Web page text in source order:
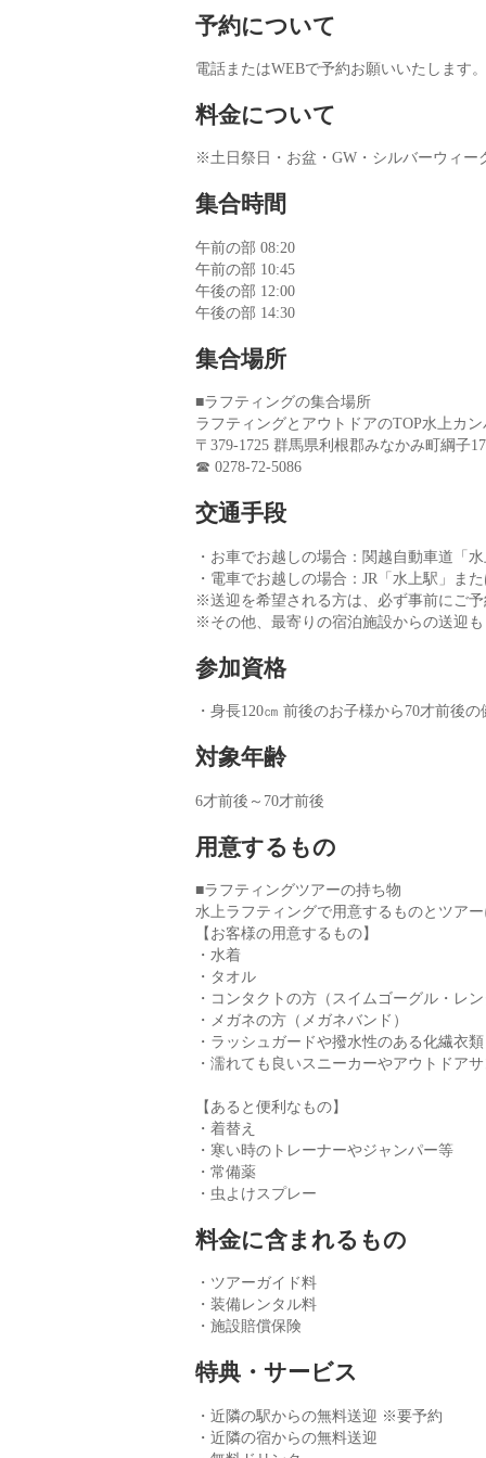
予約について
電話またはWEBで予約お願いいたします。
料金について
※土日祭日・お盆・GW・シルバーウィー
集合時間
午前の部 08:20
午前の部 10:45
午後の部 12:00
午後の部 14:30
集合場所
■ラフティングの集合場所
ラフティングとアウトドアのTOP水上カ
〒379-1725 群馬県利根郡みなかみ町綱子
☎ 0278-72-5086
交通手段
・お車でお越しの場合：関越自動車道「
・電車でお越しの場合：JR「水上駅」ま
※送迎を希望される方は、必ず事前にご
※その他、最寄りの宿泊施設からの送迎
参加資格
・身長120㎝ 前後のお子様から70才前後
対象年齢
6才前後～70才前後
用意するもの
■ラフティングツアーの持ち物
水上ラフティングで用意するものとツア
【お客様の用意するもの】
・水着
・タオル
・コンタクトの方（スイムゴーグル・レ
・メガネの方（メガネバンド）
・ラッシュガードや撥水性のある化繊衣類
・濡れても良いスニーカーやアウトドア
【あると便利なもの】
・着替え
・寒い時のトレーナーやジャンパー等
・常備薬
・虫よけスプレー
料金に含まれるもの
・ツアーガイド料
・装備レンタル料
・施設賠償保険
特典・サービス
・近隣の駅からの無料送迎 ※要予約
・近隣の宿からの無料送迎